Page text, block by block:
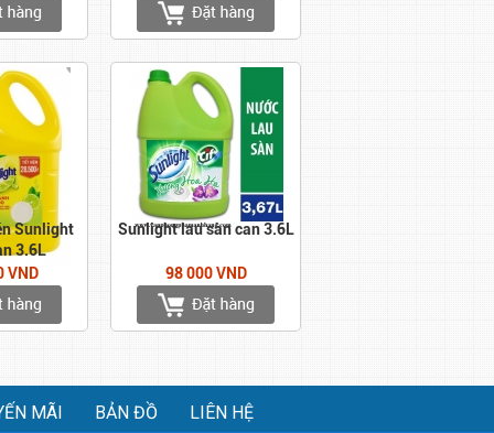
Sunlight
3.6L
VND
Sunlight lau sàn can 3.6L
98 000 VND
MÃI BẢN ĐỒ LIÊN HỆ